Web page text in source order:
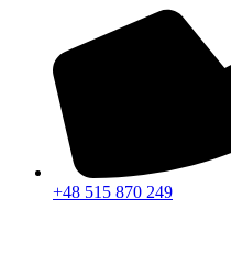
+48 515 870 249